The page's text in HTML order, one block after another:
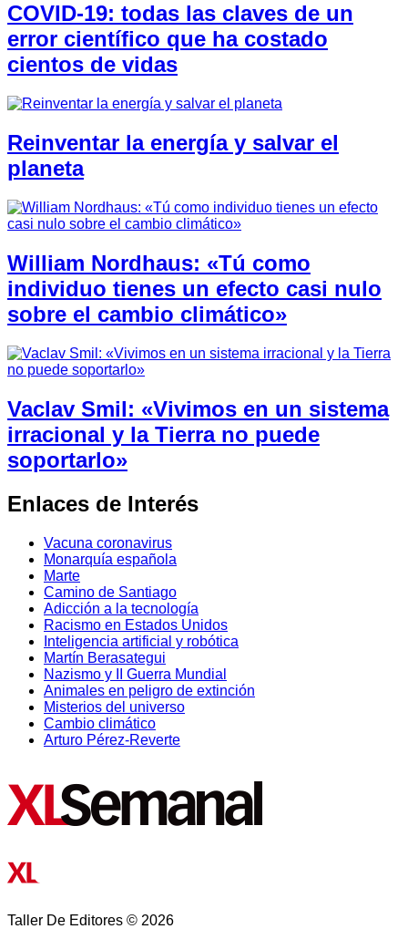
COVID-19: todas las claves de un
error científico que ha costado
cientos de vidas
Reinventar la energía y salvar el
planeta
William Nordhaus: «Tú como
individuo tienes un efecto casi nulo
sobre el cambio climático»
Vaclav Smil: «Vivimos en un sistema
irracional y la Tierra no puede
soportarlo»
Enlaces de Interés
Vacuna coronavirus
Monarquía española
Marte
Camino de Santiago
Adicción a la tecnología
Racismo en Estados Unidos
Inteligencia artificial y robótica
Martín Berasategui
Nazismo y II Guerra Mundial
Animales en peligro de extinción
Misterios del universo
Cambio climático
Arturo Pérez-Reverte
Taller De Editores © 2026